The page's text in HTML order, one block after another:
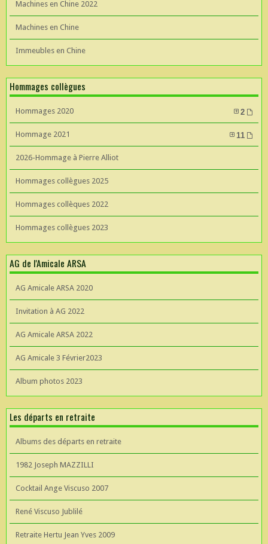
Machines en Chine 2022
Machines en Chine
Immeubles en Chine
Hommages collègues
Hommages 2020 2
Hommage 2021 11
2026-Hommage à Pierre Alliot
Hommages collègues 2025
Hommages collèques 2022
Hommages collègues 2023
AG de l'Amicale ARSA
AG Amicale ARSA 2020
Invitation à AG 2022
AG Amicale ARSA 2022
AG Amicale 3 Février2023
Album photos 2023
Les départs en retraite
Albums des départs en retraite
1982 Joseph MAZZILLI
Cocktail Ange Viscuso 2007
René Viscuso Jublilé
Retraite Hertu Jean Yves 2009